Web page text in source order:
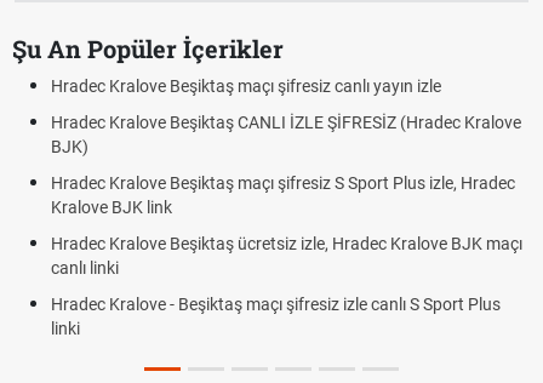
Şu An Popüler İçerikler
Hradec Kralove Beşiktaş maçı şifresiz canlı yayın izle
Hradec Kralove Beşiktaş CANLI İZLE ŞİFRESİZ (Hradec Kralove
BJK)
Hradec Kralove Beşiktaş maçı şifresiz S Sport Plus izle, Hradec
Kralove BJK link
Hradec Kralove Beşiktaş ücretsiz izle, Hradec Kralove BJK maçı
canlı linki
Hradec Kralove - Beşiktaş maçı şifresiz izle canlı S Sport Plus
linki